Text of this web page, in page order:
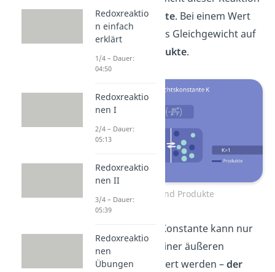
aufSeite der Edukte. Bei einem Wert
von
liegt das Gleichgewicht auf
Seite der Produkte.
Edukte und Produkte
Die Größe dieser Konstante kann nur
durch Änderung einer äußeren
Bedingung verändert werden –der
Redoxreaktio
n einfach
erklärt
1/4 – Dauer:
04:50
Redoxreaktio
nen I
2/4 – Dauer:
05:13
Redoxreaktio
nen II
3/4 – Dauer:
05:39
Redoxreaktio
nen
Übungen